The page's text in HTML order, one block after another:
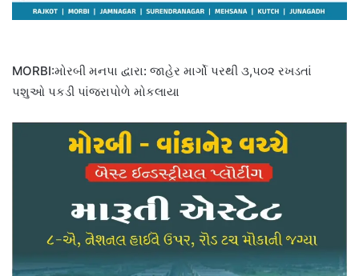
MORBI:મોરબી મનપા દ્વારા: જાહેર માર્ગો પરથી ૩,૫૦૨ રખડતાં
પશુઓ પકડી પાંજરાપોળે મોકલાયા